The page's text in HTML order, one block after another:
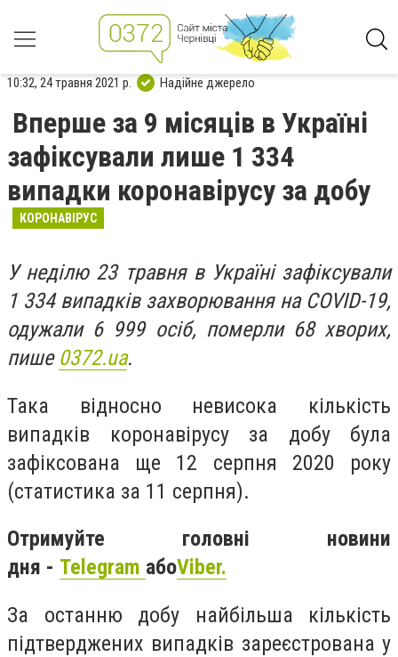
10:32, 24 травня 2021 р. Надійне джерело
Вперше за 9 місяців в Україні
зафіксували лише 1 334
випадки коронавірусу за добу
КОРОНАВІРУС
У неділю 23 травня в Україні зафіксували
1 334 випадків захворювання на COVID-19,
одужали 6 999 осіб, померли 68 хворих,
пише 0372.ua.
Така відносно невисока кількість
випадків коронавірусу за добу була
зафіксована ще 12 серпня 2020 року
(статистика за 11 серпня).
Отримуйте головні новини
дня - Telegram абоViber.
За останню добу найбільша кількість
підтверджених випадків зареєстрована у